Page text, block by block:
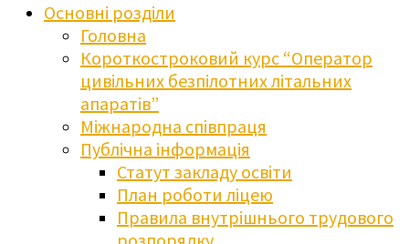
Основні розділи
Головна
Короткостроковий курс “Оператор
цивільних безпілотних літальних
апаратів”
Міжнародна співпраця
Публічна інформація
Статут закладу освіти
План роботи ліцею
Правила внутрішнього трудового